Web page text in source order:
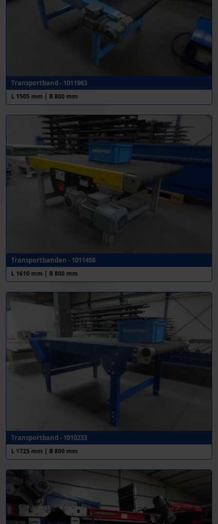
Transportband - 1011963
L 1505 mm | B 800 mm
Transportbanden - 1011458
L 1610 mm | B 800 mm
Transportband - 1010233
L 1725 mm | B 800 mm